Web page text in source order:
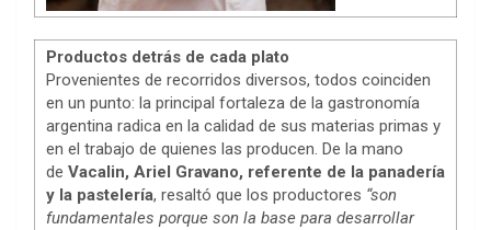
Productos detrás de cada plato
Provenientes de recorridos diversos, todos coinciden
en un punto: la principal fortaleza de la gastronomía
argentina radica en la calidad de sus materias primas y
en el trabajo de quienes las producen. De la mano
de Vacalin, Ariel Gravano, referente de la panadería
y la pastelería, resaltó que los productores “son
fundamentales porque son la base para desarrollar